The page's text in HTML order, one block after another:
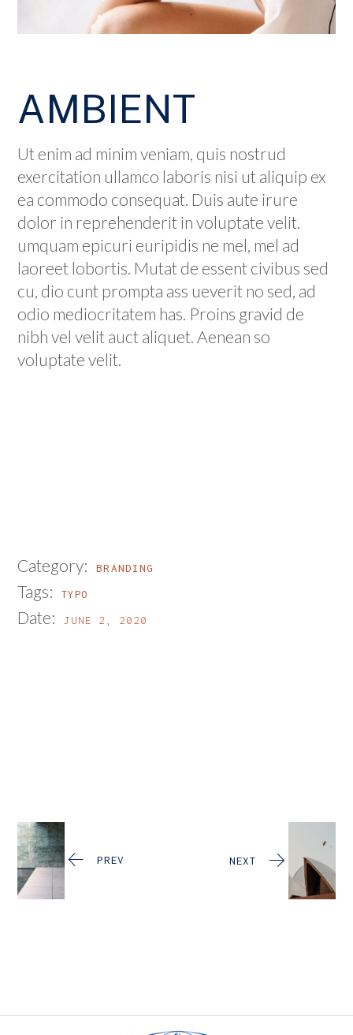
AMBIENT
Ut enim ad minim veniam, quis nostrud
exercitation ullamco laboris nisi ut aliquip ex
ea commodo consequat. Duis aute irure
dolor in reprehenderit in voluptate velit.
umquam epicuri euripidis ne mel, mel ad
laoreet lobortis. Mutat de essent civibus sed
cu, dio cunt prompta ass ueverit no sed, ad
odio mediocritatem has. Proins gravid de
nibh vel velit auct aliquet. Aenean so
voluptate velit.
Category: BRANDING
Tags: TYPO
Date: JUNE 2, 2020
PREV NEXT